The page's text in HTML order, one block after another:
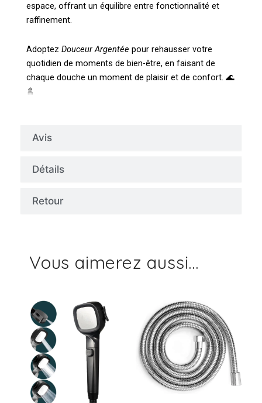
Avis
Détails
Retour
espace, offrant un équilibre entre fonctionnalité et
raffinement.
Adoptez Douceur Argentée pour rehausser votre
quotidien de moments de bien-être, en faisant de
chaque douche un moment de plaisir et de confort. 🌊
🚿
Vous aimerez aussi...